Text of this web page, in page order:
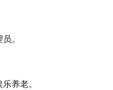
。
养老。